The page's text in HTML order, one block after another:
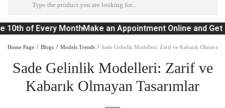
10th of Every MonthMake an Appointment Online and Get
Home Page Blogs Models Trends Sade Gelinlik Modelleri: Zarif ve Kabarık Olmayan
Sade Gelinlik Modelleri: Zarif ve
Kabarık Olmayan Tasarımlar